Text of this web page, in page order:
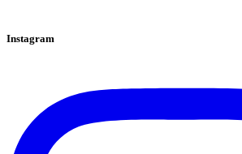
Instagram